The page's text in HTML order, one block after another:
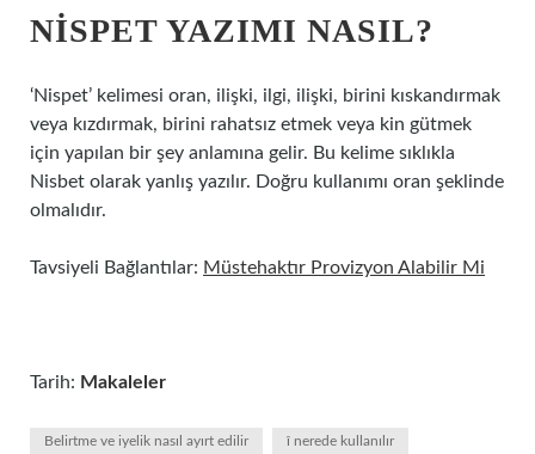
NISPET YAZIMI NASIL?
‘Nispet’ kelimesi oran, ilişki, ilgi, ilişki, birini kıskandırmak
veya kızdırmak, birini rahatsız etmek veya kin gütmek
için yapılan bir şey anlamına gelir. Bu kelime sıklıkla
Nisbet olarak yanlış yazılır. Doğru kullanımı oran şeklinde
olmalıdır.
Tavsiyeli Bağlantılar: Müstehaktır Provizyon Alabilir Mi
Tarih: Makaleler
Belirtme ve iyelik nasıl ayırt edilir î nerede kullanılır